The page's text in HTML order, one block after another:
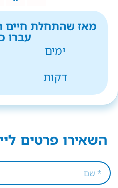
מאז שהתחלת חיים
עברו
ימים
דקות
השאירו פרטים